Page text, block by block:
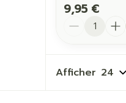
9,95 €
Quantité
Afficher